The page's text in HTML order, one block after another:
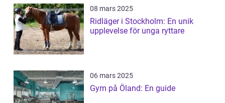
08 mars 2025
Ridläger i Stockholm: En unik
upplevelse för unga ryttare
06 mars 2025
Gym på Öland: En guide